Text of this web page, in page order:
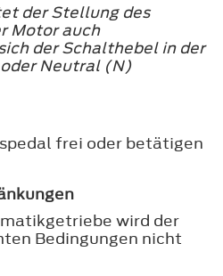
der Stellung des
Motor auch
der Schalthebel in der
Neutral (N)
frei oder betätigen
wird der
Bedingungen nicht